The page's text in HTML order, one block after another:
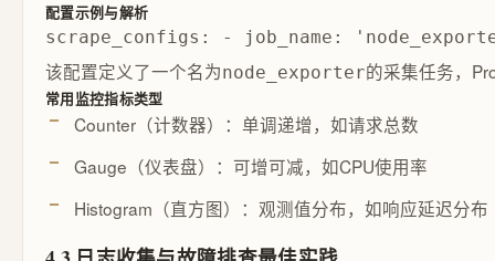
配置示例与解析
scrape_configs: - job_name:
该配置定义了一个名为node_exporter的采集任务，
常用监控指标类型
Counter（计数器）：单调递增，如请求总数
Gauge（仪表盘）：可增可减，如CPU使用率
Histogram（直方图）：观测值分布，如响应延迟分布